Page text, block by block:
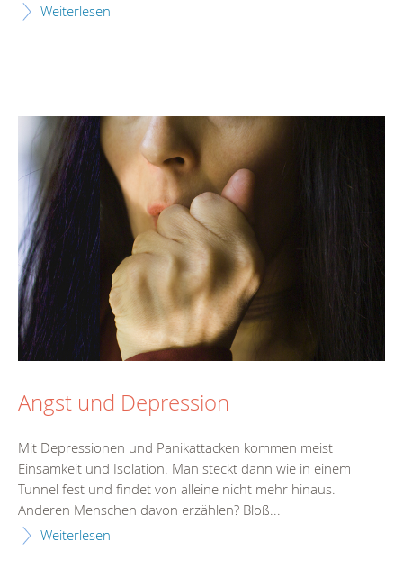
Weiterlesen
Angst und Depression
Mit Depressionen und Panikattacken kommen meist
Einsamkeit und Isolation. Man steckt dann wie in einem
Tunnel fest und findet von alleine nicht mehr hinaus.
Anderen Menschen davon erzählen? Bloß...
Weiterlesen